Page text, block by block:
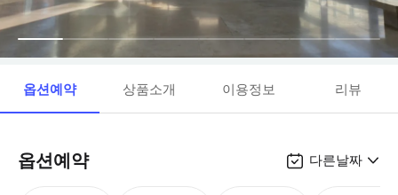
옵션예약 상품소개 이용정보 리뷰
옵션예약 다른날짜